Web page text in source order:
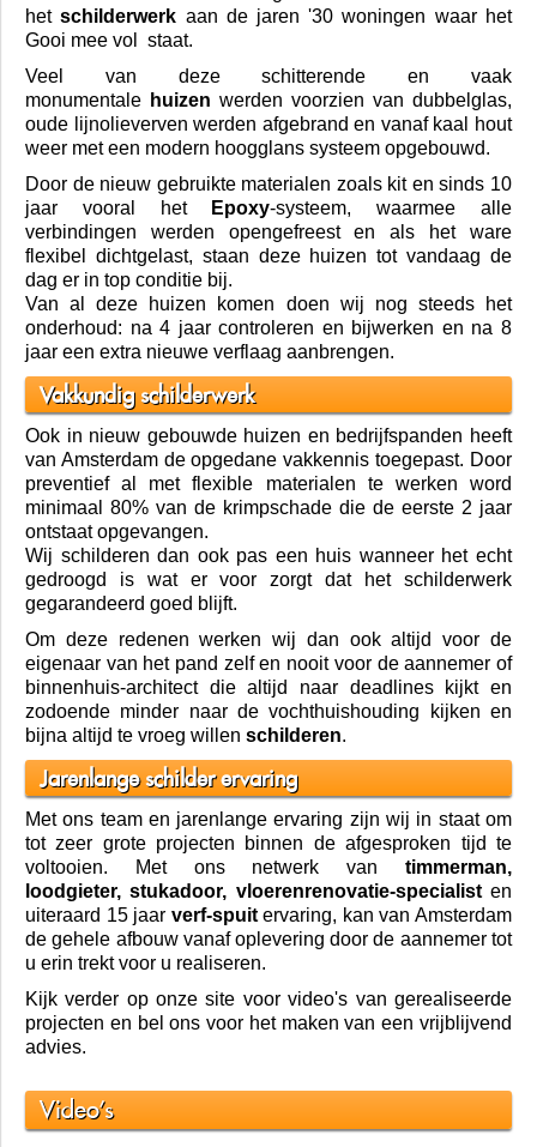
Schilderwerk van
Schildersbedrijf Stukadoorsbedrijf Blaricum
Mark van Amsterdam is 25 jaar geleden gestart
alsschildersbedrijf. Specialiteit van dit schilderbedrijf
was vanaf de eerste dag al het renoveren van
hetschilderwerkaan de jaren '30 woningen waar het
Gooi mee vol staat.
Veel van deze schitterende en vaak
monumentalehuizenwerden voorzien van dubbelglas,
oude lijnolieverven werden afgebrand en vanaf kaal hout
weer met een modern hoogglans systeem opgebouwd.
Door de nieuw gebruikte materialen zoals kit en sinds 10
jaar vooral het
-systeem, waarmee alle
verbindingen werden opengefreest en als het ware
flexibel dichtgelast,staan dezehuizentot vandaag de
dag er in top conditie bij.
Van al dezehuizenkomen doen wij nog steeds het
onderhoud: na 4 jaar controleren en bijwerken en na 8
jaar een extra nieuweverflaagaanbrengen.
Vakkundig schilderwerk
Ook in nieuw gebouwde huizen en bedrijfspanden heeft
van Amsterdam de opgedane vakkennis toegepast. Door
preventief al met flexible materialen te werken word
minimaal 80% van de krimpschade die de eerste 2 jaar
ontstaat opgevangen.
Wij schilderen dan ook pas een huis wanneer het echt
gedroogd is wat er voor zorgt dat het schilderwerk
gegarandeerd goed blijft.
Om deze redenen werken wij dan ook altijd voor de
eigenaar van het pand zelf en nooit voor de aannemer of
binnenhuis-architect die altijd naar deadlines kijkt en
zodoende minder naar de vochthuishouding kijken en
bijna altijd te vroeg willenschilderen.
Jarenlange schilder ervaring
tot zeer grote projecten binnen de afgesproken tijd te
voltooien. Met ons netwerk vantimmerman,
loodgieter, stukadoor, vloerenrenovatie-specialist
de gehele afbouw vanaf oplevering door de aannemer tot
u erin trekt voor u realiseren.